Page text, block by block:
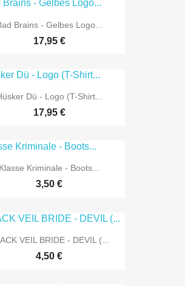
Brains - Gelbes Logo...
17,95 €
Dü - Logo (T-Shirt...
17,95 €
Klasse Kriminale - Boots...
3,50 €
VEIL BRIDE - DEVIL (...
4,50 €